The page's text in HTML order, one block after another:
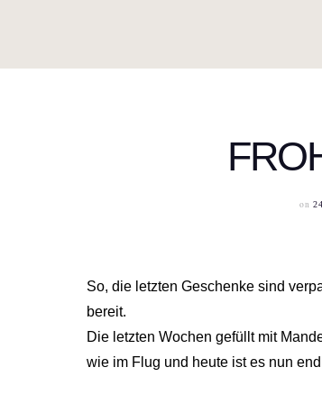
on
So, die letzten Geschenke sind
bereit.
Die letzten Wochen gefüllt mit
wie im Flug und heute ist es nun